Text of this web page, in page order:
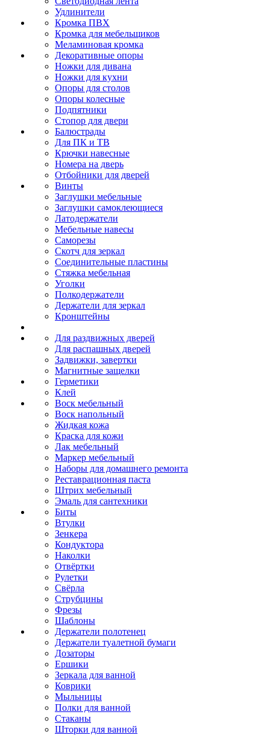
Удлинители
Кромка ПВХ
Кромка для мебельщиков
Меламиновая кромка
Декоративные опоры
Ножки для дивана
Ножки для кухни
Опоры для столов
Опоры колесные
Подпятники
Стопор для двери
Балюстрады
Для ПК и ТВ
Крючки навесные
Номера на дверь
Отбойники для дверей
Винты
Заглушки мебельные
Заглушки самоклеющиеся
Латодержатели
Мебельные навесы
Саморезы
Скотч для зеркал
Соединительные пластины
Стяжка мебельная
Уголки
Полкодержатели
Держатели для зеркал
Кронштейны
Для раздвижных дверей
Для распашных дверей
Задвижки, завертки
Магнитные защелки
Герметики
Клей
Воск мебельный
Воск напольный
Жидкая кожа
Краска для кожи
Лак мебельный
Маркер мебельный
Наборы для домашнего ремонта
Реставрационная паста
Штрих мебельный
Эмаль для сантехники
Биты
Втулки
Зенкера
Кондуктора
Наколки
Отвёртки
Рулетки
Свёрла
Струбцины
Фрезы
Шаблоны
Держатели полотенец
Держатели туалетной бумаги
Дозаторы
Ершики
Зеркала для ванной
Коврики
Мыльницы
Полки для ванной
Стаканы
Шторки для ванной